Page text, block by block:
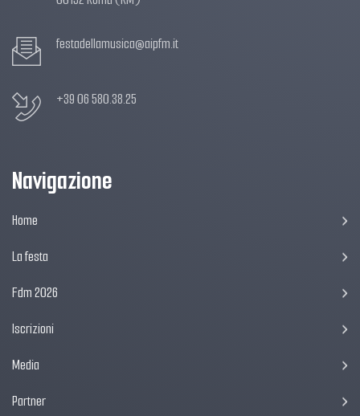
festadellamusica@aipfm.it
+39 06 580.38.25
Navigazione
Home
La festa
Fdm 2026
Iscrizioni
Media
Partner